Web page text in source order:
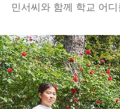
민서씨와 함께 학교 어